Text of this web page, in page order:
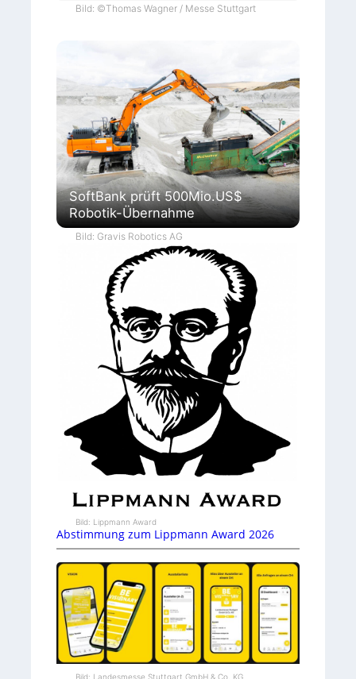
Bild: ©Thomas Wagner / Messe Stuttgart
SoftBank prüft 500Mio.US$
Robotik-Übernahme
Bild: Gravis Robotics AG
Bild: Lippmann Award
Abstimmung zum Lippmann Award 2026
Bild: Landesmesse Stuttgart GmbH & Co. KG